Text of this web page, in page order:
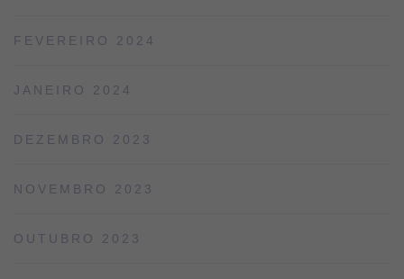
FEVEREIRO 2024
JANEIRO 2024
DEZEMBRO 2023
NOVEMBRO 2023
OUTUBRO 2023